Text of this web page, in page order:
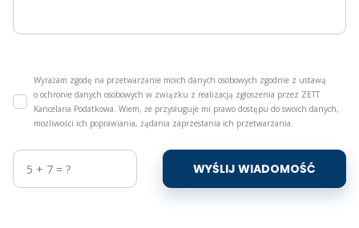
Wyrażam zgodę na przetwarzanie moich danych osobowych zgodnie z ustawą
o ochronie danych osobowych w związku z realizacją zgłoszenia przez ZETT
Kancelaria Podatkowa. Wiem, że przysługuje mi prawo dostępu do swoich danych,
możliwości ich poprawiania, żądania zaprzestania ich przetwarzania.
WYŚLIJ WIADOMOŚĆ